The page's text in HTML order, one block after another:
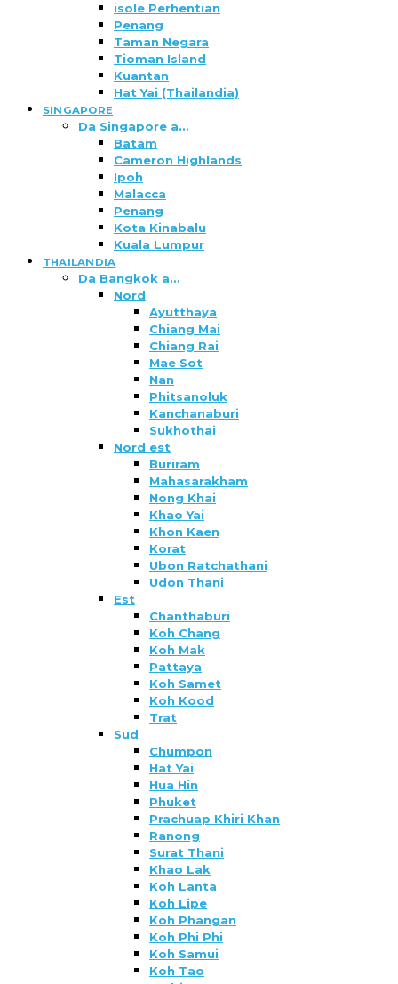
isole Perhentian
Penang
Taman Negara
Tioman Island
Kuantan
Hat Yai (Thailandia)
SINGAPORE
Da Singapore a…
Batam
Cameron Highlands
Ipoh
Malacca
Penang
Kota Kinabalu
Kuala Lumpur
THAILANDIA
Da Bangkok a…
Nord
Ayutthaya
Chiang Mai
Chiang Rai
Mae Sot
Nan
Phitsanoluk
Kanchanaburi
Sukhothai
Nord est
Buriram
Mahasarakham
Nong Khai
Khao Yai
Khon Kaen
Korat
Ubon Ratchathani
Udon Thani
Est
Chanthaburi
Koh Chang
Koh Mak
Pattaya
Koh Samet
Koh Kood
Trat
Sud
Chumpon
Hat Yai
Hua Hin
Phuket
Prachuap Khiri Khan
Ranong
Surat Thani
Khao Lak
Koh Lanta
Koh Lipe
Koh Phangan
Koh Phi Phi
Koh Samui
Koh Tao